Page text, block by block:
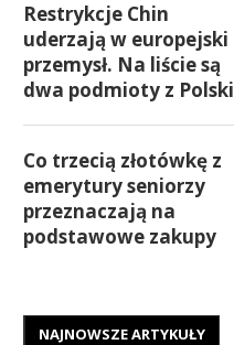
Restrykcje Chin
uderzają w europejski
przemysł. Na liście są
dwa podmioty z Polski
Co trzecią złotówkę z
emerytury seniorzy
przeznaczają na
podstawowe zakupy
NAJNOWSZE ARTYKUŁY